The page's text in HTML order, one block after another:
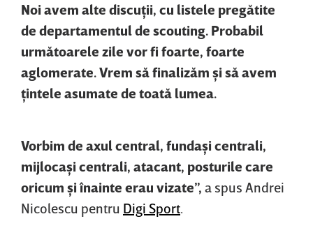
Noi avem alte discuţii, cu listele pregătite
de departamentul de scouting. Probabil
următoarele zile vor fi foarte, foarte
aglomerate. Vrem să finalizăm şi să avem
ţintele asumate de toată lumea.
Vorbim de axul central, fundaşi centrali,
mijlocaşi centrali, atacant, posturile care
oricum şi înainte erau vizate”, a spus Andrei
Nicolescu pentru Digi Sport.